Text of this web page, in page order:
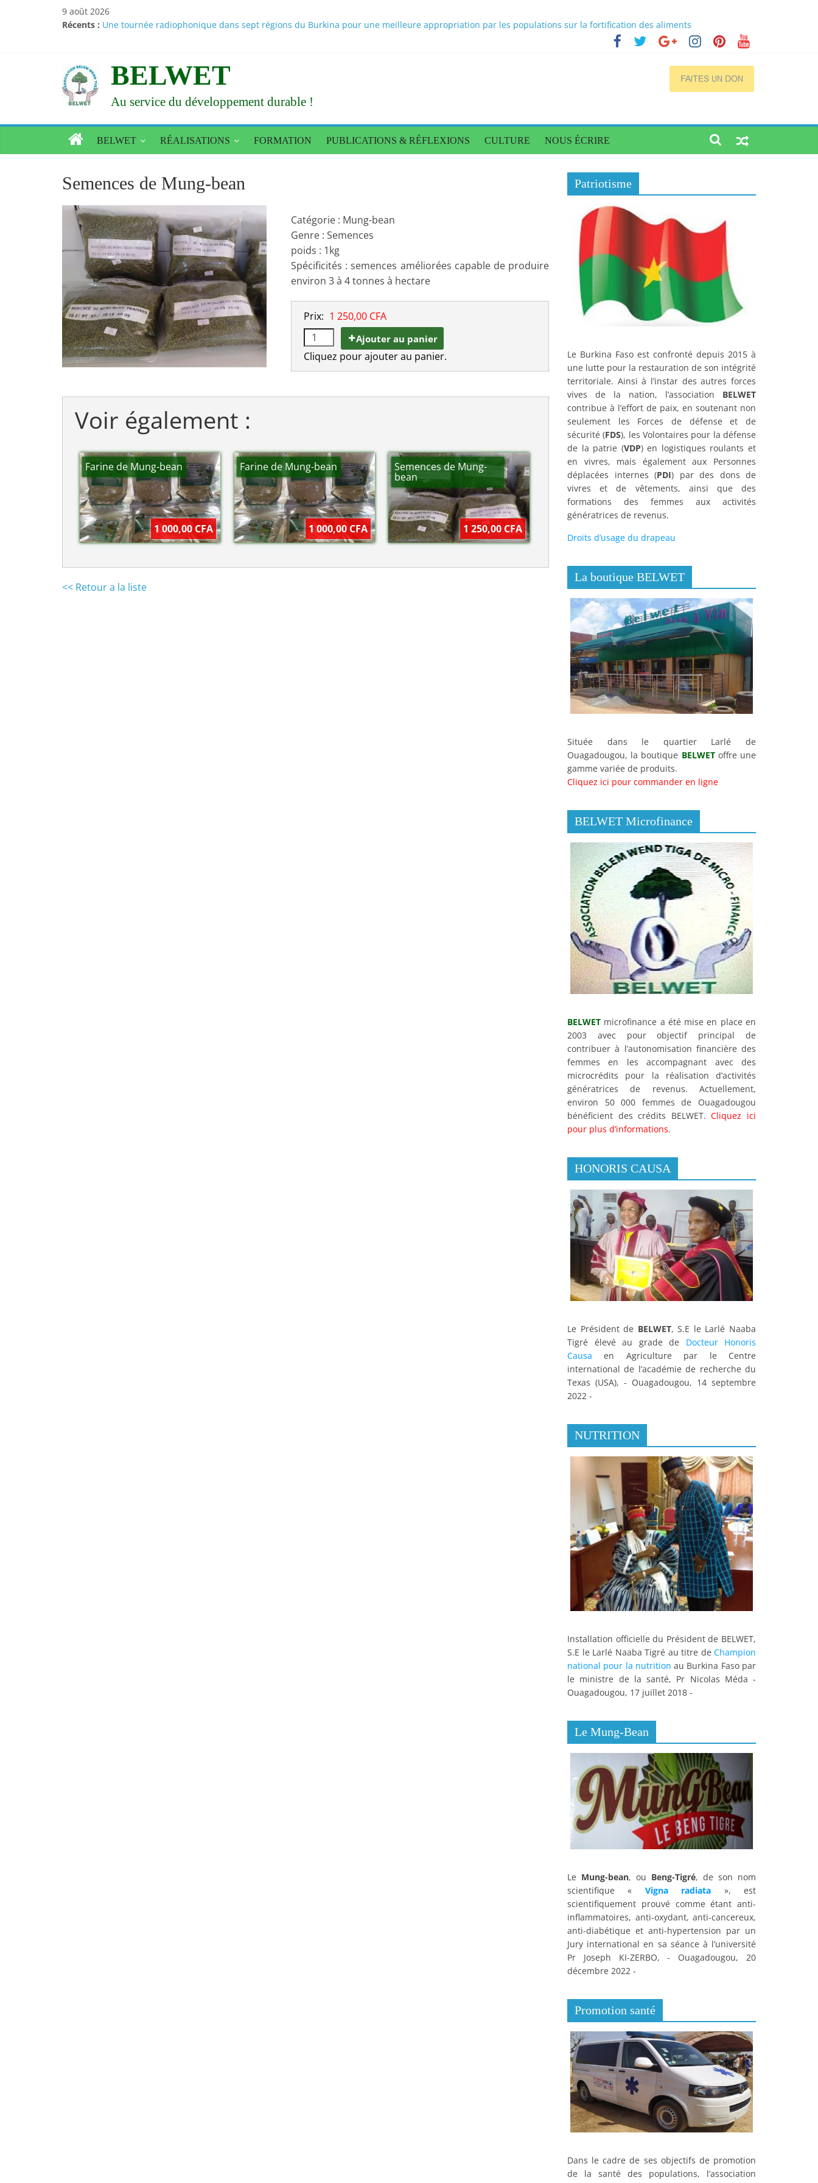
9 août 2026
Récents : Une tournée radiophonique dans sept régions du Burkina pour une meilleure appropriation par les populations sur la fortification des aliments
Amélioration de l’état alimentaire et nuritionnel des populations : une caravane de presse pour constater la situation dans quatre régions du Burkina
Le Larlé Naaba Tigré consacre sa XXXVI année de règne
Vœux du nouvel an 2026 : Le Larlé Naaba Tigré donne des orientations pour une production alimentaire endogène de qualité et accessible
BELWET
Au service du développement durable !
BELWET RÉALISATIONS FORMATION PUBLICATIONS & RÉFLEXIONS CULTURE NOUS ÉCRIRE
Semences de Mung-bean
Catégorie : Mung-bean
Genre : Semences
poids : 1kg
Spécificités : semences améliorées capable de produire
environ 3 à 4 tonnes à hectare
Prix: 1 250,00 CFA
Ajouter au panier
Cliquez pour ajouter au panier.
Voir également :
Farine de Mung-bean
1 000,00 CFA
Farine de Mung-bean
1 000,00 CFA
Semences de Mung-
bean
1 250,00 CFA
<< Retour a la liste
Patriotisme
Le Burkina Faso est confronté depuis 2015 à
une lutte pour la restauration de son intégrité
territoriale. Ainsi à l’instar des autres forces
vives de la nation, l’association BELWET
contribue à l’effort de paix, en soutenant non
seulement les Forces de défense et de
sécurité (FDS), les Volontaires pour la défense
de la patrie (VDP) en logistiques roulants et
en vivres, mais également aux Personnes
déplacées internes (PDI) par des dons de
vivres et de vêtements, ainsi que des
formations des femmes aux activités
génératrices de revenus.
Droits d’usage du drapeau
La boutique BELWET
Située dans le quartier Larlé de
Ouagadougou, la boutique BELWEToffre une
gamme variée de produits.
Cliquez ici pour commander en ligne
BELWET Microfinance
BELWET microfinance a été mise en place en
2003 avec pour objectif principal de
contribuer à l’autonomisation financière des
femmes en les accompagnant avec des
microcrédits pour la réalisation d’activités
génératrices de revenus. Actuellement,
environ 50 000 femmes de Ouagadougou
bénéficient des crédits BELWET.Cliquez ici
pour plus d’informations.
HONORIS CAUSA
Le Président de BELWET, S.E le Larlé Naaba
Tigré élevé au grade de Docteur Honoris
Causa en Agriculture par le Centre
international de l’académie de recherche du
Texas (USA), - Ouagadougou, 14 septembre
2022 -
NUTRITION
Installation officielle du Président de BELWET,
S.E le Larlé Naaba Tigré au titre de Champion
national pour la nutrition au Burkina Faso par
le ministre de la santé, Pr Nicolas Méda -
Ouagadougou, 17 juillet 2018 -
Le Mung-Bean
Le Mung-bean, ou Beng-Tigré, de son nom
scientifique « Vigna radiata », est
scientifiquement prouvé comme étant anti-
inflammatoires, anti-oxydant, anti-cancereux,
anti-diabétique et anti-hypertension par un
Jury international en sa séance à l’université
Pr Joseph KI-ZERBO, - Ouagadougou, 20
décembre 2022 -
Promotion santé
Dans le cadre de ses objectifs de promotion
de la santé des populations, l’association